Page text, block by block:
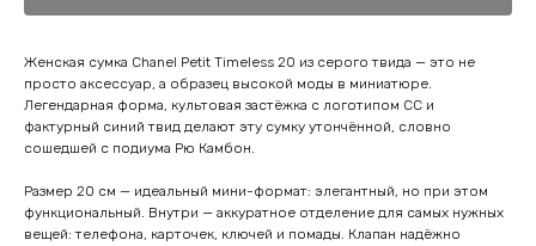
Женская сумка Chanel Petit Timeless 20 из серого твида — это не
просто аксессуар, а образец высокой моды в миниатюре.
Легендарная форма, культовая застёжка с логотипом CC и
фактурный синий твид делают эту сумку утончённой, словно
сошедшей с подиума Рю Камбон.
Размер 20 см — идеальный мини-формат: элегантный, но при этом
функциональный. Внутри — аккуратное отделение для самых нужных
вещей: телефона, карточек, ключей и помады. Клапан надёжно